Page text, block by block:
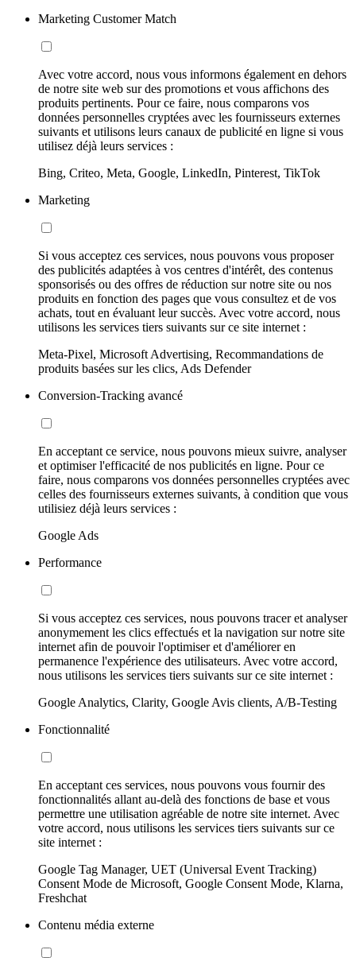
Marketing Customer Match
Avec votre accord, nous vous informons également en dehors
de notre site web sur des promotions et vous affichons des
produits pertinents. Pour ce faire, nous comparons vos
données personnelles cryptées avec les fournisseurs externes
suivants et utilisons leurs canaux de publicité en ligne si vous
utilisez déjà leurs services :
Bing, Criteo, Meta, Google, LinkedIn, Pinterest, TikTok
Marketing
Si vous acceptez ces services, nous pouvons vous proposer
des publicités adaptées à vos centres d'intérêt, des contenus
sponsorisés ou des offres de réduction sur notre site ou nos
produits en fonction des pages que vous consultez et de vos
achats, tout en évaluant leur succès. Avec votre accord, nous
utilisons les services tiers suivants sur ce site internet :
Meta-Pixel, Microsoft Advertising, Recommandations de
produits basées sur les clics, Ads Defender
Conversion-Tracking avancé
En acceptant ce service, nous pouvons mieux suivre, analyser
et optimiser l'efficacité de nos publicités en ligne. Pour ce
faire, nous comparons vos données personnelles cryptées avec
celles des fournisseurs externes suivants, à condition que vous
utilisiez déjà leurs services :
Google Ads
Performance
Si vous acceptez ces services, nous pouvons tracer et analyser
anonymement les clics effectués et la navigation sur notre site
internet afin de pouvoir l'optimiser et d'améliorer en
permanence l'expérience des utilisateurs. Avec votre accord,
nous utilisons les services tiers suivants sur ce site internet :
Google Analytics, Clarity, Google Avis clients, A/B-Testing
Fonctionnalité
En acceptant ces services, nous pouvons vous fournir des
fonctionnalités allant au-delà des fonctions de base et vous
permettre une utilisation agréable de notre site internet. Avec
votre accord, nous utilisons les services tiers suivants sur ce
site internet :
Google Tag Manager, UET (Universal Event Tracking)
Consent Mode de Microsoft, Google Consent Mode, Klarna,
Freshchat
Contenu média externe